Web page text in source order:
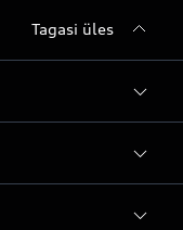
Tagasi üles